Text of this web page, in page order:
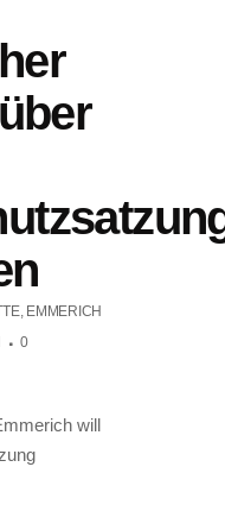
, EMMERICH
0
will